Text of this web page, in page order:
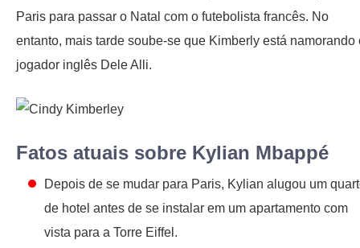
Paris para passar o Natal com o futebolista francês. No
entanto, mais tarde soube-se que Kimberly está namorando
jogador inglês Dele Alli.
Fatos atuais sobre Kylian Mbappé
Depois de se mudar para Paris, Kylian alugou um
de hotel antes de se instalar em um apartamento com
vista para a Torre Eiffel.